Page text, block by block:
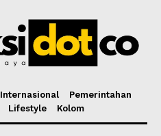
Internasional
Pemerintahan
Lifestyle Kolom